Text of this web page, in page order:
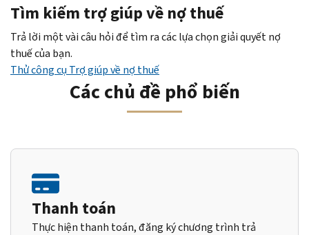
Tìm kiếm trợ giúp về nợ thuế
Trả lời một vài câu hỏi để tìm ra các lựa chọn giải quyết nợ
thuế của bạn.
Thử công cụ Trợ giúp về nợ thuế
Các chủ đề phổ biến
Thanh toán
Thực hiện thanh toán, đăng ký chương trình trả